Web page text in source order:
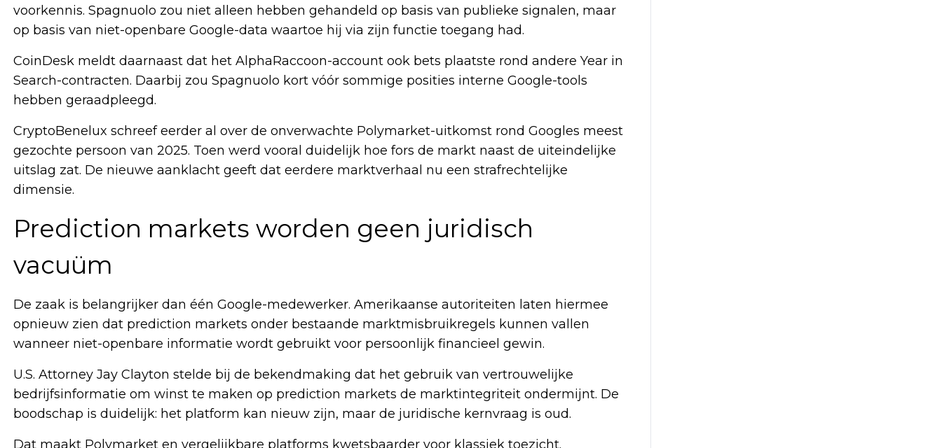
voorkennis. Spagnuolo zou niet alleen hebben gehandeld op basis van publieke signalen, maar
op basis van niet-openbare Google-data waartoe hij via zijn functie toegang had.
CoinDesk meldt daarnaast dat het AlphaRaccoon-account ook bets plaatste rond andere Year in
Search-contracten. Daarbij zou Spagnuolo kort vóór sommige posities interne Google-tools
hebben geraadpleegd.
CryptoBenelux schreef eerder al over de onverwachte Polymarket-uitkomst rond Googles meest
gezochte persoon van 2025. Toen werd vooral duidelijk hoe fors de markt naast de uiteindelijke
uitslag zat. De nieuwe aanklacht geeft dat eerdere marktverhaal nu een strafrechtelijke
dimensie.
Prediction markets worden geen juridisch
vacuüm
De zaak is belangrijker dan één Google-medewerker. Amerikaanse autoriteiten laten hiermee
opnieuw zien dat prediction markets onder bestaande marktmisbruikregels kunnen vallen
wanneer niet-openbare informatie wordt gebruikt voor persoonlijk financieel gewin.
U.S. Attorney Jay Clayton stelde bij de bekendmaking dat het gebruik van vertrouwelijke
bedrijfsinformatie om winst te maken op prediction markets de marktintegriteit ondermijnt. De
boodschap is duidelijk: het platform kan nieuw zijn, maar de juridische kernvraag is oud.
Dat maakt Polymarket en vergelijkbare platforms kwetsbaarder voor klassiek toezicht.